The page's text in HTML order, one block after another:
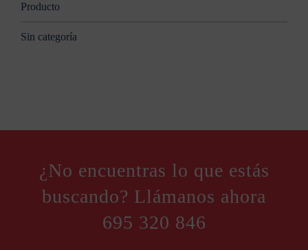
Producto
Sin categoría
¿No encuentras lo que estás
buscando? Llámanos ahora
695 320 846